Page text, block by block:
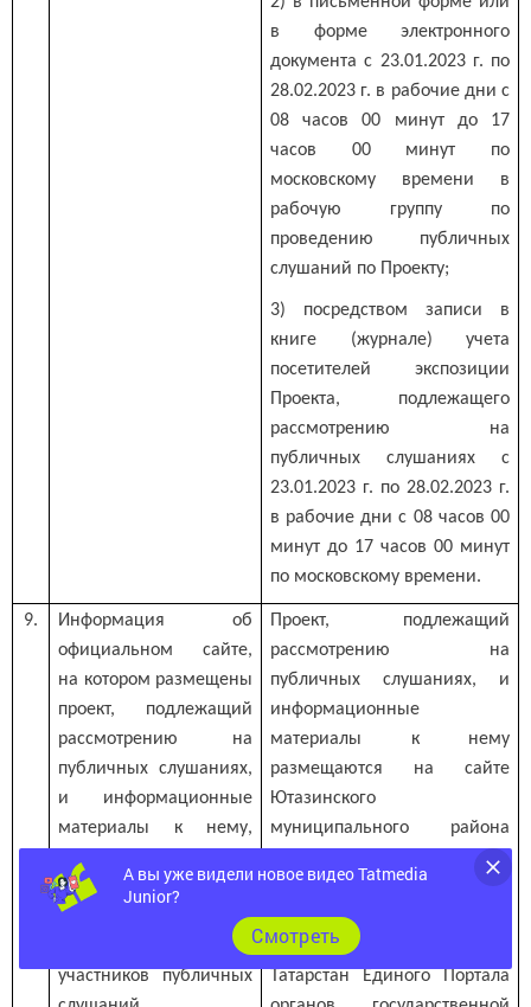
в форме электронного
документа с 23.01.2023 г. по
28.02.2023 г. в рабочие дни с
08 часов 00 минут до 17
часов 00 минут по
московскому времени в
рабочую группу по
проведению публичных
слушаний по Проекту;
3) посредством записи в
книге (журнале) учета
посетителей экспозиции
Проекта, подлежащего
рассмотрению на
публичных слушаниях с
23.01.2023 г. по 28.02.2023 г.
в рабочие дни с 08 часов 00
минут до 17 часов 00 минут
по московскому времени.
9.
Информация об
официальном сайте,
на котором размещены
проект, подлежащий
рассмотрению на
публичных слушаниях,
и информационные
материалы к нему,
времени и месте
проведения собрания
или собраний
участников публичных
Проект, подлежащий
рассмотрению на
публичных слушаниях, и
информационные
материалы к нему
размещаются на сайте
Ютазинского
муниципального района
Республики Татарстан в
составе Портала
муниципальных
образований Республики
Татарстан Единого Портала
А вы уже видели новое видео Tatmedia
Junior?
Cмотреть